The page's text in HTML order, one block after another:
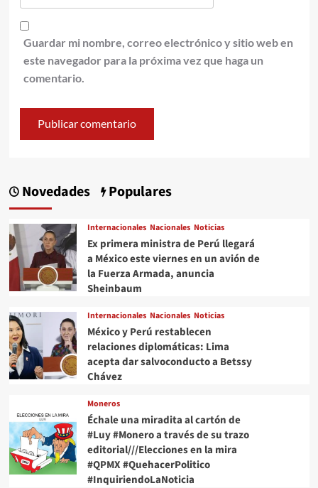
Guardar mi nombre, correo electrónico y sitio web en
este navegador para la próxima vez que haga un
comentario.
Novedades Populares
Internacionales Nacionales Noticias
Ex primera ministra de Perú llegará
a México este viernes en un avión de
la Fuerza Armada, anuncia
Sheinbaum
Internacionales Nacionales Noticias
México y Perú restablecen
relaciones diplomáticas: Lima
acepta dar salvoconducto a Betssy
Chávez
Moneros
Échale una miradita al cartón de
#Luy #Monero a través de su trazo
editorial///Elecciones en la mira
#QPMX #QuehacerPolitico
#InquiriendoLaNoticia